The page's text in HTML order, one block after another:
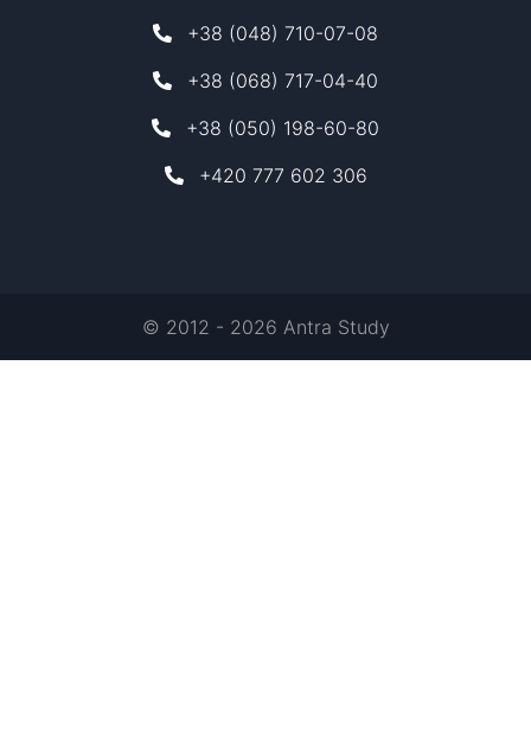
+38 (048) 710-07-08
+38 (068) 717-04-40
+38 (050) 198-60-80
+420 777 602 306
© 2012 - 2026 Antra Study